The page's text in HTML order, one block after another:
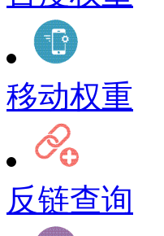
移动权重
反链查询